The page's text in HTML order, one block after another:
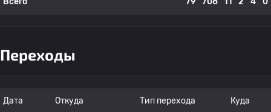
Переходы
Дата Откуда Тип перехода Куда